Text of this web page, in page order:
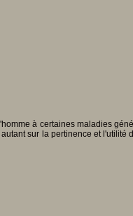
à certaines maladies
sur la pertinence et l'utilité